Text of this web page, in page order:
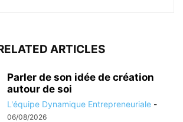
ARTICLES
Parler de son idée de création
autour de soi
L'équipe Dynamique Entrepreneuriale -
06/08/2026